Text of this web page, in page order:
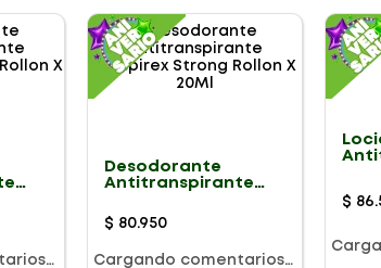
Desodorante
Antitranspirante
Rollon X 20Ml
$ 80.950
Cargando comentarios…
$ 86.